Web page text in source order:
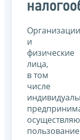
Организации
и
физические
лица,
в том
числе
пользование